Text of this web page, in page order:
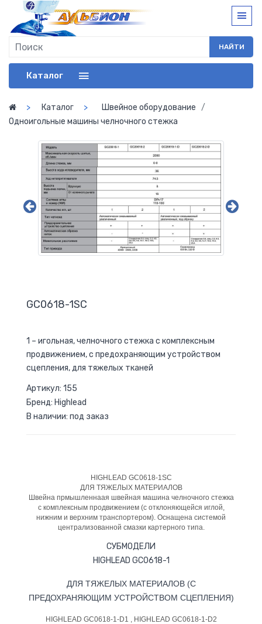
НАЙТИ
Каталог
Каталог
Швейное оборудование
Одноигольные машины челночного стежка
GC0618-1SC
1 – игольная, челночного стежка с комплексным
продвижением, с предохраняющим устройством
сцепления, для тяжелых тканей
Артикул: 155
Бренд: Highlead
В наличии: под заказ
HIGHLEAD GC0618-1SC
ДЛЯ ТЯЖЕЛЫХ МАТЕРИАЛОВ
Швейна прмышленнаая швейная машина челночного стежка
с комплексным продвижением (с отклоняющейся иглой,
нижним и верхним транспортером). Оснащена системой
централизованной смазки картерного типа.
СУБМОДЕЛИ
HIGHLEAD GC0618-1
ДЛЯ ТЯЖЕЛЫХ МАТЕРИАЛОВ (С
ПРЕДОХРАНЯЮЩИМ УСТРОЙСТВОМ СЦЕПЛЕНИЯ)
HIGHLEAD GC0618-1-D1 , HIGHLEAD GC0618-1-D2